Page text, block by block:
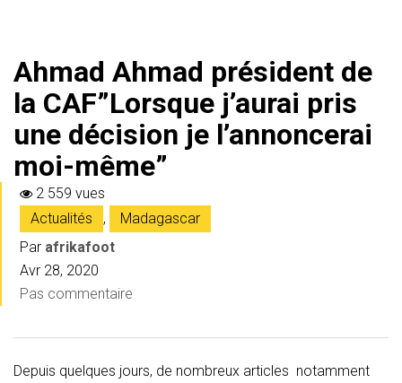
Ahmad Ahmad président de
la CAF”Lorsque j’aurai pris
une décision je l’annoncerai
moi-même”
2 559 vues
Actualités
,
Madagascar
Par afrikafoot
Avr 28, 2020
Pas commentaire
Depuis quelques jours, de nombreux articles notamment